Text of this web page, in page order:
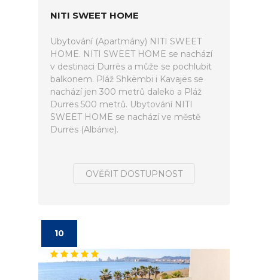
NITI SWEET HOME
Ubytování (Apartmány) NITI SWEET
HOME. NITI SWEET HOME se nachází
v destinaci Durrës a může se pochlubit
balkonem. Pláž Shkëmbi i Kavajës se
nachází jen 300 metrů daleko a Pláž
Durrës 500 metrů. Ubytování NITI
SWEET HOME se nachází ve městě
Durrës (Albánie).
OVĚŘIT DOSTUPNOST
10